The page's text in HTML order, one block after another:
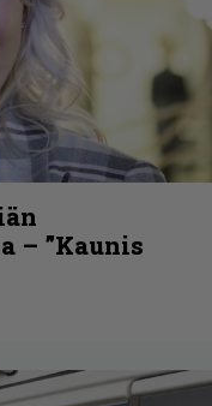
– ”Kaunis